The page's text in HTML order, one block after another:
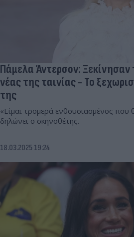
Πάμελα Άντερσον:
νέας της ταινίας - Το
της
«Είμαι τρομερά ενθουσιασμένος που
δηλώνει ο σκηνοθέτης.
18.03.2025 19:24